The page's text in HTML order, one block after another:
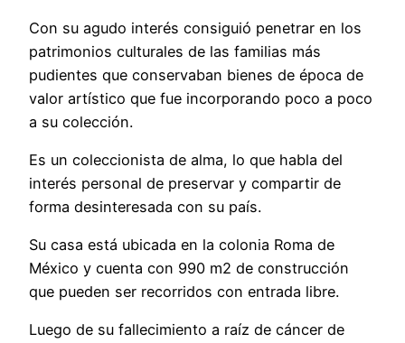
Con su agudo interés consiguió penetrar en los
patrimonios culturales de las familias más
pudientes que conservaban bienes de época de
valor artístico que fue incorporando poco a poco
a su colección.
Es un coleccionista de alma, lo que habla del
interés personal de preservar y compartir de
forma desinteresada con su país.
Su casa está ubicada en la colonia Roma de
México y cuenta con 990 m2 de construcción
que pueden ser recorridos con entrada libre.
Luego de su fallecimiento a raíz de cáncer de